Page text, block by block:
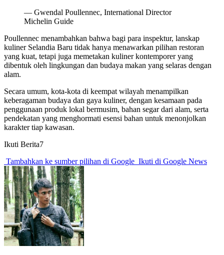
— Gwendal Poullennec, International Director
Michelin Guide
Poullennec menambahkan bahwa bagi para inspektur, lanskap
kuliner Selandia Baru tidak hanya menawarkan pilihan restoran
yang kuat, tetapi juga memetakan kuliner kontemporer yang
dibentuk oleh lingkungan dan budaya makan yang selaras dengan
alam.
Secara umum, kota-kota di keempat wilayah menampilkan
keberagaman budaya dan gaya kuliner, dengan kesamaan pada
penggunaan produk lokal bermusim, bahan segar dari alam, serta
pendekatan yang menghormati esensi bahan untuk menonjolkan
karakter tiap kawasan.
Ikuti Berita7
Tambahkan ke sumber pilihan di Google Ikuti di Google News